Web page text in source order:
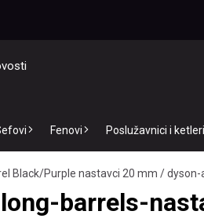
Fenovi Poslužavnici i ketleri
Black/Purple nastavci 20 mm /dyson-
barrels-